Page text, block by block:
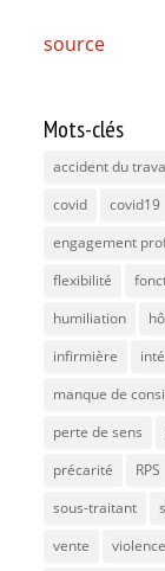
source
Mots-clés
accident du
covid
covid19
engagement
flexibilité
humiliation
infirmière
manque de
perte de sens
précarité
RPS
sous-traitant
vente